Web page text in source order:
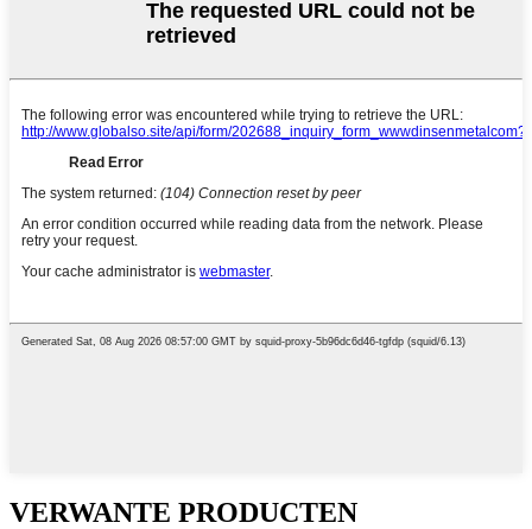
VERWANTE PRODUCTEN